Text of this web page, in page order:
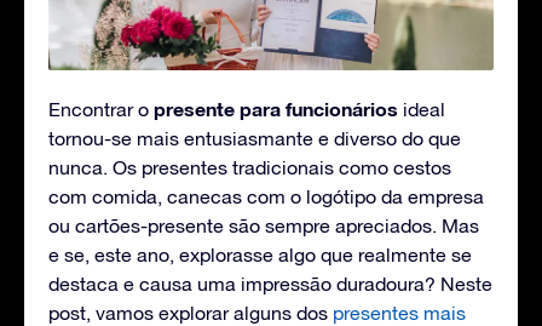
Encontrar o presente para funcionários ideal
tornou-se mais entusiasmante e diverso do que
nunca. Os presentes tradicionais como cestos
com comida, canecas com o logótipo da empresa
ou cartões-presente são sempre apreciados. Mas
e se, este ano, explorasse algo que realmente se
destaca e causa uma impressão duradoura? Neste
post, vamos explorar alguns dos presentes mais